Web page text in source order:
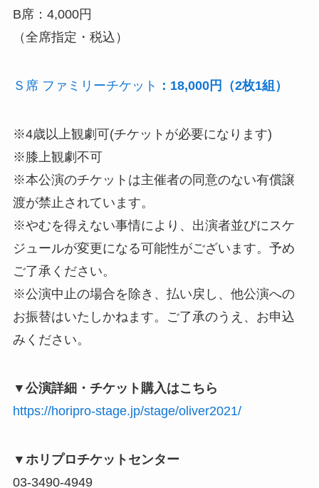
B席：4,000円
（全席指定・税込）
Ｓ席 ファミリーチケット ：18,000円（2枚1組）
※4歳以上観劇可(チケットが必要になります)
※膝上観劇不可
※本公演のチケットは主催者の同意のない有償譲
渡が禁止されています。
※やむを得えない事情により、出演者並びにスケ
ジュールが変更になる可能性がございます。予め
ご了承ください。
※公演中止の場合を除き、払い戻し、他公演への
お振替はいたしかねます。ご了承のうえ、お申込
みください。
▼公演詳細・チケット購入はこちら
https://horipro-stage.jp/stage/oliver2021/
▼ホリプロチケットセンター
03-3490-4949